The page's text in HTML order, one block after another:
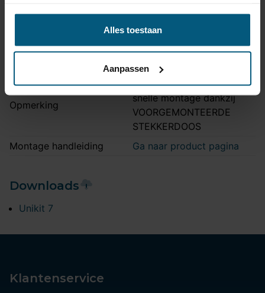
Alles toestaan
Aanpassen
Parkeersensoren
Nee
Vrijschakelen nodig
Nee
45-60 min.
Opmerking
Ook LED verlichting |
snelle montage dankzij
VOORGEMONTEERDE
STEKKERDOOS
Montage handleiding
Ga naar product pagina
Downloads
Unikit 7
Klantenservice